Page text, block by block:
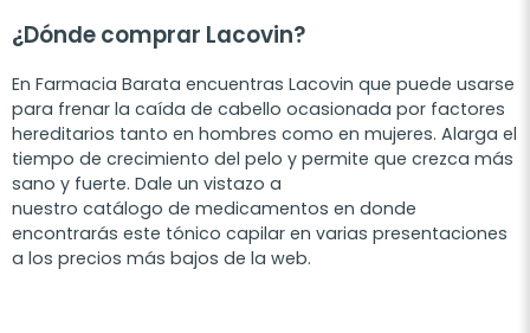
¿Dónde comprar Lacovin?
En Farmacia Barata encuentras Lacovin que puede usarse
para frenar la caída de cabello ocasionada por factores
hereditarios tanto en hombres como en mujeres. Alarga el
tiempo de crecimiento del pelo y permite que crezca más
sano y fuerte. Dale un vistazo a
nuestro catálogo de medicamentos en donde
encontrarás este tónico capilar en varias presentaciones
a los precios más bajos de la web.